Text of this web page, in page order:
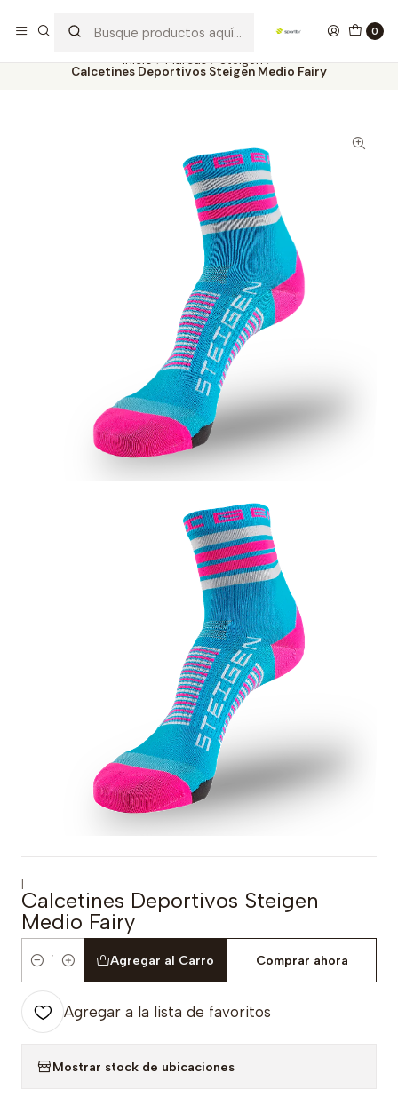
0
Inicio Marcas Steigen
Calcetines Deportivos Steigen Medio Fairy
|
Calcetines Deportivos Steigen
Medio Fairy
Cantidad
Agregar al Carro Comprar ahora
Agregar a la lista de favoritos
Mostrar stock de ubicaciones